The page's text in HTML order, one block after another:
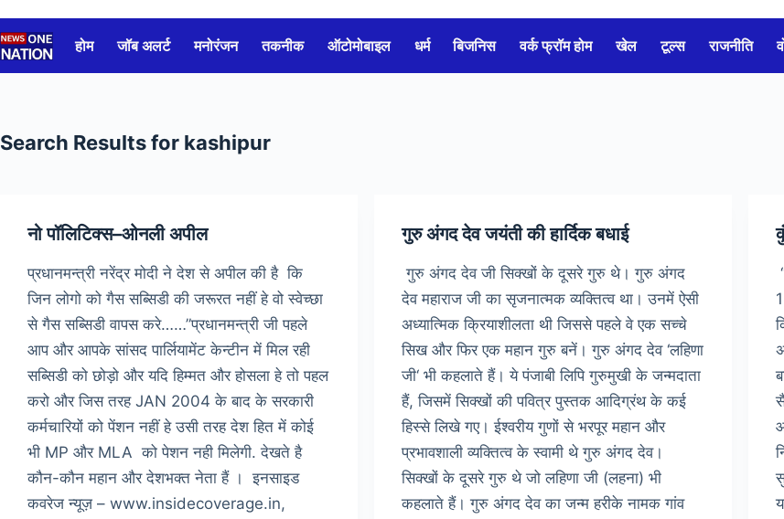
to
content
होम जॉब अलर्ट मनोरंजन तकनीक ऑटोमोबाइल धर्म बिजनिस वर्क फ्रॉम होम खेल टूल्स राजनीति
Search Results for kashipur
नो पॉलिटिक्स–ओनली अपील
प्रधानमन्त्री नरेंद्र मोदी ने देश से अपील की है कि
जिन लोगो को गैस सब्सिडी की जरूरत नहीं हे वो स्वेच्छा
से गैस सब्सिडी वापस करे……”प्रधानमन्त्री जी पहले
आप और आपके सांसद पार्लियामेंट केन्टीन में मिल रही
सब्सिडी को छोड़ो और यदि हिम्मत और होसला हे तो पहल
करो और जिस तरह JAN 2004 के बाद के सरकारी
कर्मचारियों को पेंशन नहीं हे उसी तरह देश हित में कोई
भी MP और MLA को पेशन नही मिलेगी. देखते है
कौन-कौन महान और देशभक्त नेता हैं । इनसाइड
कवरेज न्यूज़ – www.insidecoverage.in,
गुरु अंगद देव जयंती की हार्दिक बधाई
गुरु अंगद देव जी सिक्खों के दूसरे गुरु थे। गुरु अंगद
देव महाराज जी का सृजनात्मक व्यक्तित्व था। उनमें ऐसी
अध्यात्मिक क्रियाशीलता थी जिससे पहले वे एक सच्चे
सिख और फिर एक महान गुरु बनें। गुरु अंगद देव ‘लहिणा
जी‘ भी कहलाते हैं। ये पंजाबी लिपि गुरुमुखी के जन्मदाता
हैं, जिसमें सिक्खों की पवित्र पुस्तक आदिग्रंथ के कई
हिस्से लिखे गए। ईश्वरीय गुणों से भरपूर महान और
प्रभावशाली व्यक्तित्व के स्वामी थे गुरु अंगद देव।
सिक्खों के दूसरे गुरु थे जो लहिणा जी (लहना) भी
कहलाते हैं। गुरु अंगद देव का जन्म हरीके नामक गांव